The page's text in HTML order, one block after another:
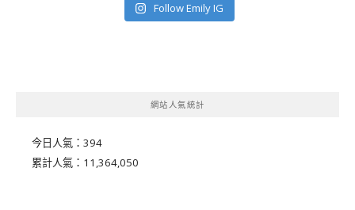
Follow Emily IG
網站人氣統計
今日人氣： 394
累計人氣： 11,364,050